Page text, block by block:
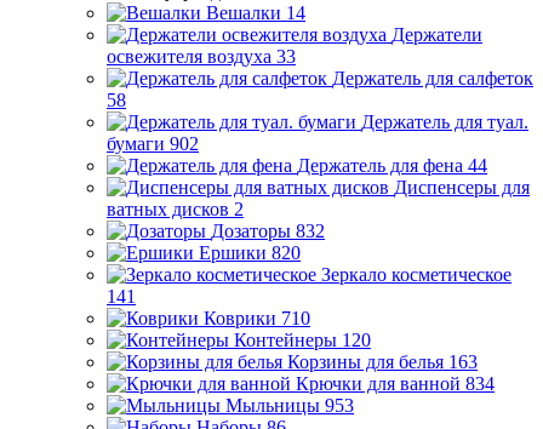
Вешалки 14
Держатели
освежителя воздуха 33
Держатель для салфеток
58
Держатель для туал.
бумаги 902
Держатель для фена 44
Диспенсеры для
ватных дисков 2
Дозаторы 832
Ершики 820
Зеркало косметическое
141
Коврики 710
Контейнеры 120
Корзины для белья 163
Крючки для ванной 834
Мыльницы 953